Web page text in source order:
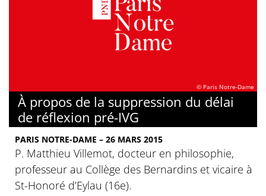
© Paris Notre-Dame
À propos de la suppression du délai
de réflexion pré-IVG
PARIS NOTRE-DAME – 26 MARS 2015
P. Matthieu Villemot, docteur en philosophie,
professeur au Collège des Bernardins et vicaire à
St-Honoré d’Eylau (16e).